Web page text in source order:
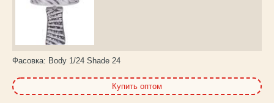
Фасовка: Body 1/24 Shade 24
Купить оптом